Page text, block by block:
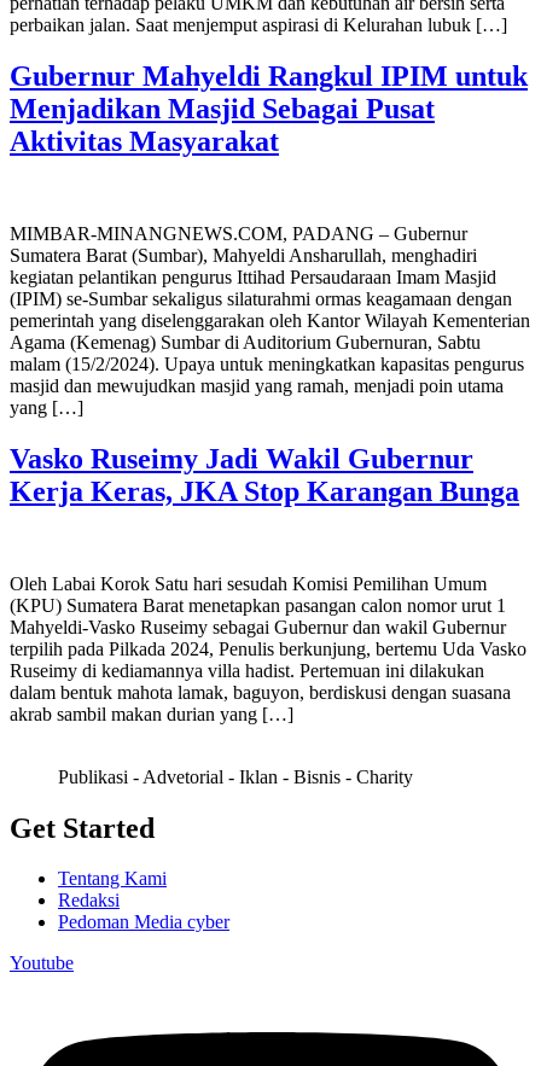
perbaikan jalan. Saat menjemput aspirasi di Kelurahan lubuk […]
Gubernur Mahyeldi Rangkul IPIM untuk
Menjadikan Masjid Sebagai Pusat
Aktivitas Masyarakat
MIMBAR-MINANGNEWS.COM, PADANG – Gubernur
Sumatera Barat (Sumbar), Mahyeldi Ansharullah, menghadiri
kegiatan pelantikan pengurus Ittihad Persaudaraan Imam Masjid
(IPIM) se-Sumbar sekaligus silaturahmi ormas keagamaan dengan
pemerintah yang diselenggarakan oleh Kantor Wilayah Kementerian
Agama (Kemenag) Sumbar di Auditorium Gubernuran, Sabtu
malam (15/2/2024). Upaya untuk meningkatkan kapasitas pengurus
masjid dan mewujudkan masjid yang ramah, menjadi poin utama
yang […]
Vasko Ruseimy Jadi Wakil Gubernur
Kerja Keras, JKA Stop Karangan Bunga
Oleh Labai Korok Satu hari sesudah Komisi Pemilihan Umum
(KPU) Sumatera Barat menetapkan pasangan calon nomor urut 1
Mahyeldi-Vasko Ruseimy sebagai Gubernur dan wakil Gubernur
terpilih pada Pilkada 2024, Penulis berkunjung, bertemu Uda Vasko
Ruseimy di kediamannya villa hadist. Pertemuan ini dilakukan
dalam bentuk mahota lamak, baguyon, berdiskusi dengan suasana
akrab sambil makan durian yang […]
Publikasi - Advetorial - Iklan - Bisnis - Charity
Get Started
Tentang Kami
Redaksi
Pedoman Media cyber
Youtube